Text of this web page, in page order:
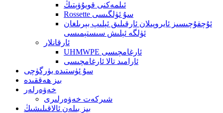
ئىلمەكنى قويۇۋېتىڭ
Rossette سۇ ئۈلگىسى
ئۇچقۇچىسىز ئايروپىلان ئارقىلىق ئېلىپ بېرىلغان
ئۈلگە ئېلىش سىستېمىسى
ئارقانلار
UHMWPE ئارغامچىسى
ئارامىد تالا ئارغامچىسى
سۇ ئۈستىدە يۈرگۈچى
بىز ھەققىدە
خەۋەرلەر
شىركەت خەۋەرلىرى
بىز بىلەن ئالاقىلىشىڭ